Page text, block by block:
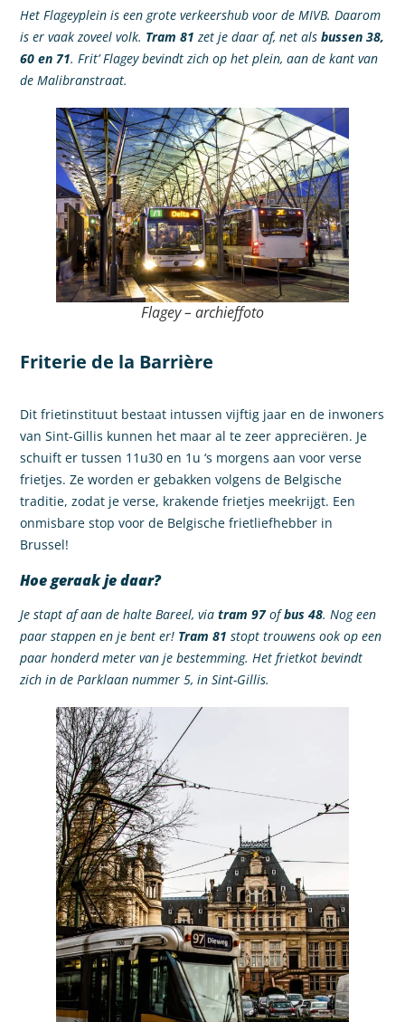
Het Flageyplein is een grote verkeershub voor de MIVB. Daarom
is er vaak zoveel volk. Tram 81 zet je daar af, net alsbussen 38,
60 en 71. Frit’ Flagey bevindt zich op het plein, aan de kant van
de Malibranstraat.
Flagey – archieffoto
Friterie de la Barrière
Dit frietinstituut bestaat intussen vijftig jaar en de inwoners
van Sint-Gillis kunnen het maar al te zeer appreciëren. Je
schuift er tussen 11u30 en 1u ‘s morgens aan voor verse
frietjes. Ze worden er gebakken volgens de Belgische
traditie, zodat je verse, krakende frietjes meekrijgt. Een
onmisbare stop voor de Belgische frietliefhebber in
Brussel!
Hoe geraak je daar?
Je stapt af aan de halte Bareel, viatram 97ofbus 48. Nog een
paar stappen en je bent er! Tram 81 stopt trouwens ook op een
paar honderd meter van je bestemming. Het frietkot bevindt
zich in de Parklaan nummer 5, in Sint-Gillis.